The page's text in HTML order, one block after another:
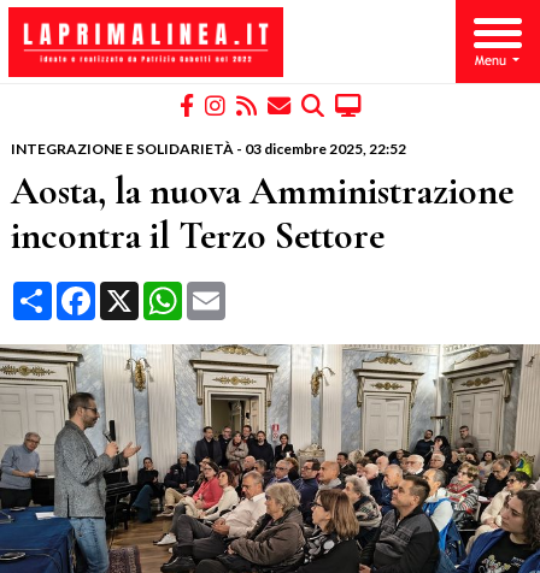
INTEGRAZIONE E SOLIDARIETÀ- 03 dicembre 2025, 22:52
Aosta, la nuova Amministrazione
incontra il Terzo Settore
CondividiFacebook
X WhatsApp
Email